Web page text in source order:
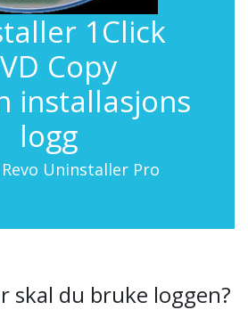
1Click
Copy
installasjons
logg
Uninstaller Pro
skal du bruke loggen?